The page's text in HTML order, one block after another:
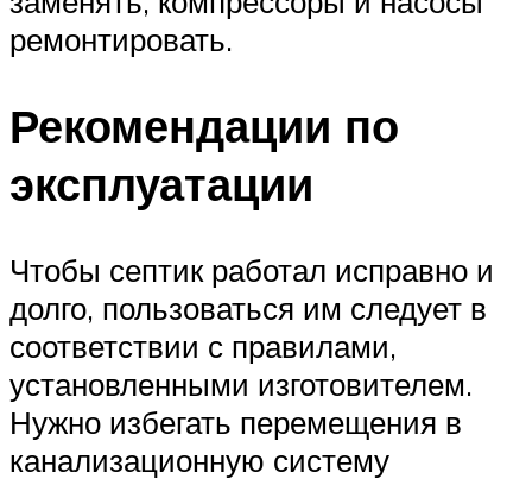
ремонтировать.
Рекомендации по
эксплуатации
Чтобы септик работал исправно и
долго, пользоваться им следует в
соответствии с правилами,
установленными изготовителем.
Нужно избегать перемещения в
канализационную систему